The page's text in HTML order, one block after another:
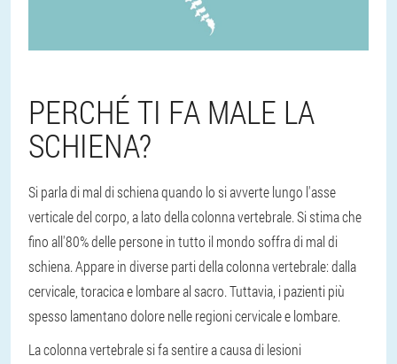
PERCHÉ TI FA MALE LA
SCHIENA?
Si parla di mal di schiena quando lo si avverte lungo l'asse
verticale del corpo, a lato della colonna vertebrale. Si stima che
fino all'80% delle persone in tutto il mondo soffra di mal di
schiena. Appare in diverse parti della colonna vertebrale: dalla
cervicale, toracica e lombare al sacro. Tuttavia, i pazienti più
spesso lamentano dolore nelle regioni cervicale e lombare.
La colonna vertebrale si fa sentire a causa di lesioni